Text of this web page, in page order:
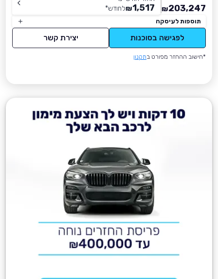
203,247
₪
1,517
₪לחודש*
תוספות לעיסקה
לפגישה בסוכנות יצירת קשר
*חישוב ההחזר מפורט בתקנון